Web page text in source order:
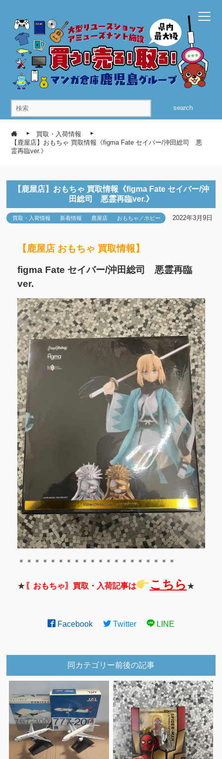
search
買取・入荷情報
【鹿屋店】おもちゃ 買取情報《figma Fate セイバー/沖田総司 悪
霊再臨ver.》
【鹿屋店】おもちゃ 買取情報《figma Fate セイバー/沖
田総司 悪霊再臨ver.》
買取・入荷情報 新着情報 鹿屋店 おもちゃ／ホビー 2022年3月9日
【鹿屋店 おもちゃ 買取情報】
figma Fate セイバー/沖田総司 悪霊再臨
ver.
＊＊＊＊＊＊＊＊＊＊＊＊＊＊＊＊＊＊＊＊
★ 〖おもちゃ〗買取・入荷記事は こちら ★
Facebook Twitter LINE
同カテゴリー前後の記事